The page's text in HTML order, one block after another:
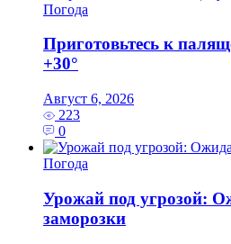
Погода
Приготовьтесь к
+30°
Август 6, 2026
223
0
Погода
Урожай под угрозой:
заморозки